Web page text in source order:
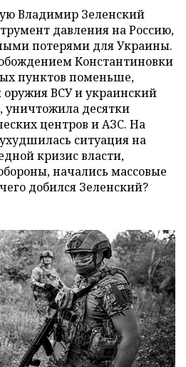
Владимир Зеленский
давления на Россию,
потерями для Украины.
Константиновки
пунктов поменьше,
оружия ВСУ и украинский
уничтожила десятки
центров и АЗС. На
ситуация на
кризис власти,
начались массовые
добился Зеленский?